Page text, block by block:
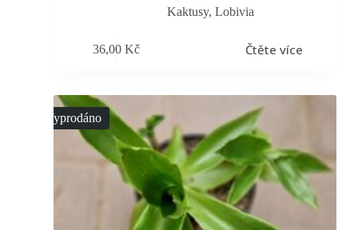
Kaktusy,Lobivia
36,00 Kč Čtěte více
Vyprodáno